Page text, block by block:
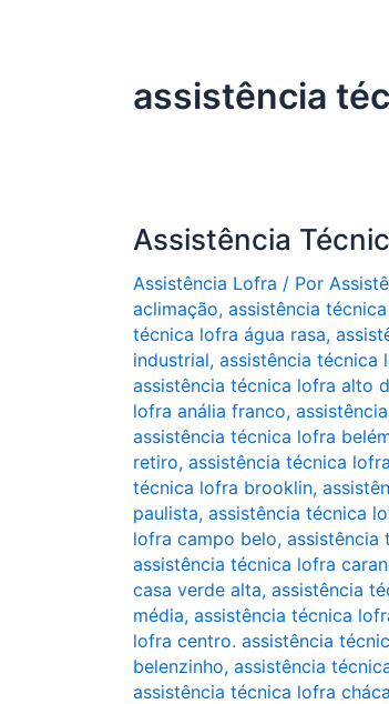
assistência
Assistência
Assistência Lofra / Por
aclimação, assistência
técnica lofra água rasa,
industrial, assistência técnica
assistência técnica lofra alto
lofra anália franco,
assistência técnica lofra
retiro, assistência técnica
técnica lofra brooklin,
paulista, assistência técnica
lofra campo belo, assistência
assistência técnica lofra
casa verde alta, assistência
média, assistência técnica
lofra centro. assistência
belenzinho, assistência
assistência técnica lofra